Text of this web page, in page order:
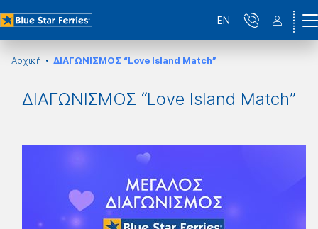
EN
Αρχική ΔΙΑΓΩΝΙΣΜΟΣ “Love Island Match”
ΔΙΑΓΩΝΙΣΜΟΣ “Love Island Match”